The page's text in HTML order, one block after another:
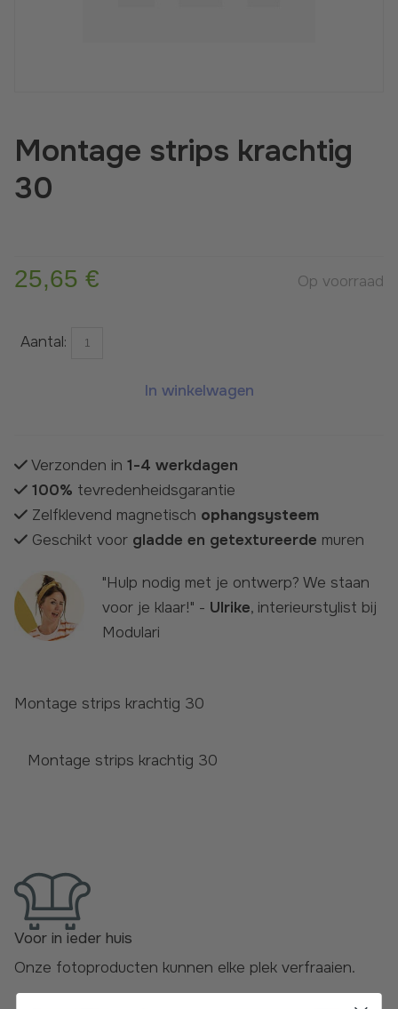
Montage strips krachtig
30
Op voorraad
25,65 €
Aantal:
In winkelwagen
Verzonden in 1-4 werkdagen
100% tevredenheidsgarantie
Zelfklevend magnetisch ophangsysteem
Geschikt voor gladde en getextureerde muren
"Hulp nodig met je ontwerp? We staan
voor je klaar!" - Ulrike, interieurstylist bij
Modulari
Montage strips krachtig 30
Montage strips krachtig 30
Voor in ieder huis
Onze fotoproducten kunnen elke plek verfraaien.